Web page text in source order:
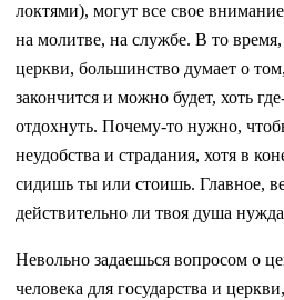
локтями), могут все свое
на молитве, на службе. В то
церкви, большинство думает о
закончится и можно будет, хоть
отдохнуть. Почему-то нужно,
неудобства и страдания, хотя в
сидишь ты или стоишь. Главное,
действительно ли твоя душа
Невольно задаешься вопросом о
человека для государства и